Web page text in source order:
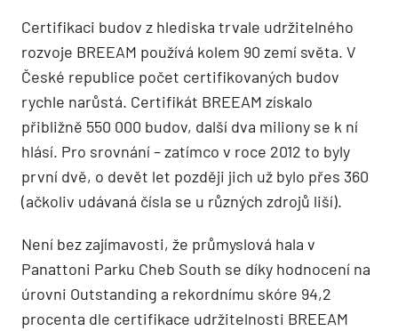
Certifikaci budov z hlediska trvale udržitelného
rozvoje BREEAM používá kolem 90 zemí světa. V
České republice počet certifikovaných budov
rychle narůstá. Certifikát BREEAM získalo
přibližně 550 000 budov, další dva miliony se k ní
hlásí. Pro srovnání – zatímco v roce 2012 to byly
první dvě, o devět let později jich už bylo přes 360
(ačkoliv udávaná čísla se u různých zdrojů liší).
Není bez zajímavosti, že průmyslová hala v
Panattoni Parku Cheb South se díky hodnocení na
úrovni Outstanding a rekordnímu skóre 94,2
procenta dle certifikace udržitelnosti BREEAM